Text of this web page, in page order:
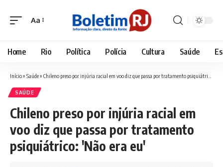
Font
Aa
Home Rio Política Polícia Cultura Saúde
Início» Saúde» Chileno preso por injúria racial em voo diz que passa por tratamento psiquiátrico: 'Não era eu'
SAÚDE
Chileno preso por injúria racial em
voo diz que passa por tratamento
psiquiátrico: 'Não era eu'